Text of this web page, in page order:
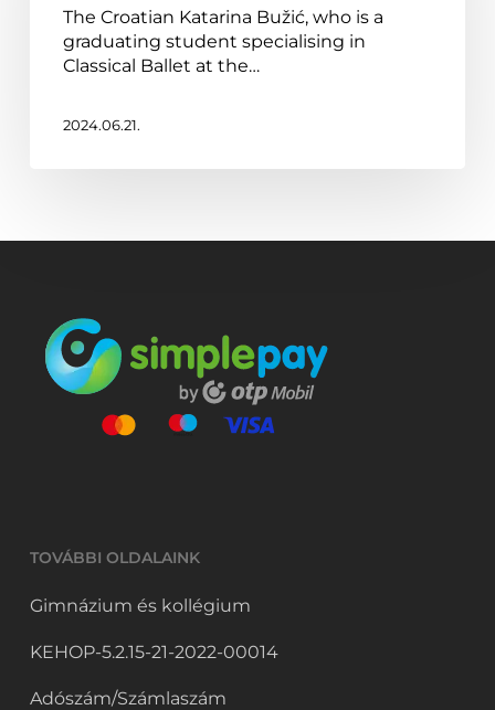
Hungary
The Croatian Katarina Bužić, who is a
graduating student specialising in
Classical Ballet at the…
2024.06.21.
TOVÁBBI OLDALAINK
Gimnázium és kollégium
KEHOP-5.2.15-21-2022-00014
Adószám/Számlaszám